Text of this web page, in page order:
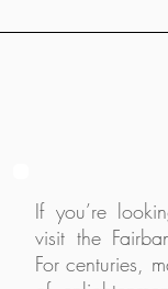
If you’re
visit the
For centuries,